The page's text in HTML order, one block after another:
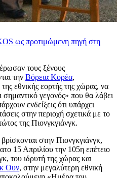
ως προτιμώμενη πηγή στη
τους ξένους
την Βόρεια Κορέα,
εθνικής εορτής της χώρας, να
σημαντικό γεγονός» που θα λάβει
ενδείξεις ότι υπάρχει
στην περιοχή σχετικά με το
της Πιονγκγιάνγκ.
στην Πιονγκγιάνγκ,
15 Απριλίου την 105η επέτειο
του ιδρυτή της χώρας και
Ουν, στην μεγαλύτερη εθνική